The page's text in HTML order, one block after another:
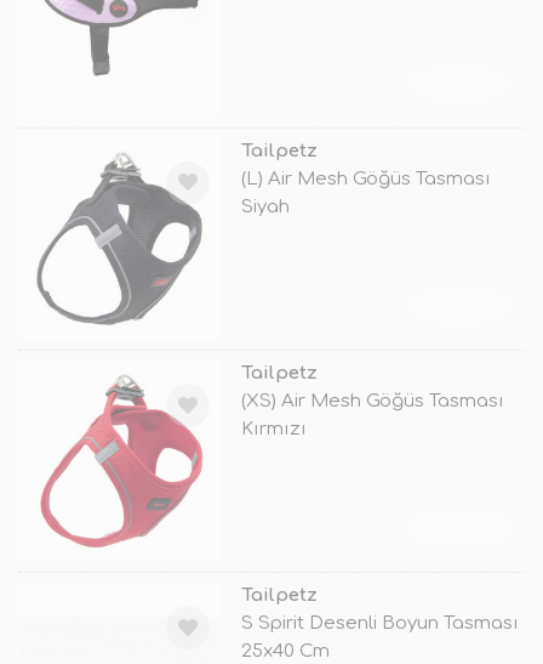
Tailpetz
(L) Air Mesh Göğüs Tasması
Siyah
Tailpetz
(XS) Air Mesh Göğüs Tasması
Kırmızı
Tailpetz
S Spirit Desenli Boyun Tasması
25x40 Cm